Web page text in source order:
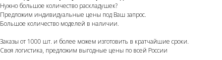
Нужно большое количество раскладушек?
Предложим индивидуальные цены под Ваш запрос.
Большое количество моделей в наличии.
Заказы от 1000 шт. и более можем изготовить в кратчайшие сроки.
Своя логистика, предложим выгодные цены по всей России